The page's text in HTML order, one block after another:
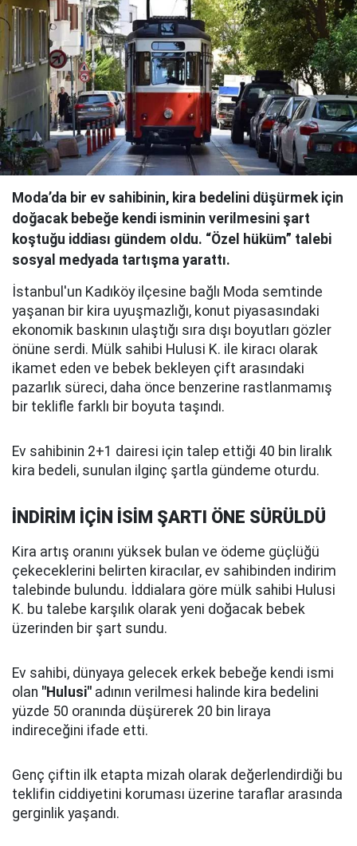
Moda’da bir ev sahibinin, kira bedelini düşürmek için
doğacak bebeğe kendi isminin verilmesini şart
koştuğu iddiası gündem oldu. “Özel hüküm” talebi
sosyal medyada tartışma yarattı.
İstanbul'un Kadıköy ilçesine bağlı Moda semtinde
yaşanan bir kira uyuşmazlığı, konut piyasasındaki
ekonomik baskının ulaştığı sıra dışı boyutları gözler
önüne serdi. Mülk sahibi Hulusi K. ile kiracı olarak
ikamet eden ve bebek bekleyen çift arasındaki
pazarlık süreci, daha önce benzerine rastlanmamış
bir teklifle farklı bir boyuta taşındı.
Ev sahibinin 2+1 dairesi için talep ettiği 40 bin liralık
kira bedeli, sunulan ilginç şartla gündeme oturdu.
İNDİRİM İÇİN İSİM ŞARTI ÖNE SÜRÜLDÜ
Kira artış oranını yüksek bulan ve ödeme güçlüğü
çekeceklerini belirten kiracılar, ev sahibinden indirim
talebinde bulundu. İddialara göre mülk sahibi Hulusi
K. bu talebe karşılık olarak yeni doğacak bebek
üzerinden bir şart sundu.
Ev sahibi, dünyaya gelecek erkek bebeğe kendi ismi
olan "Hulusi" adının verilmesi halinde kira bedelini
yüzde 50 oranında düşürerek 20 bin liraya
indireceğini ifade etti.
Genç çiftin ilk etapta mizah olarak değerlendirdiği bu
teklifin ciddiyetini koruması üzerine taraflar arasında
gerginlik yaşandı.